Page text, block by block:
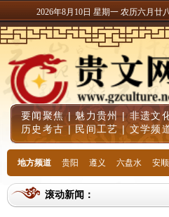
2026年8月10日 星期一 农历六月廿
要闻聚焦| 魅力贵州|非遗文
历史考古 | 民间工艺 |文学频
地方频道 贵阳 遵义 六盘水 安顺
滚动新闻：